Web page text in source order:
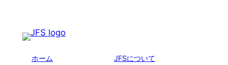
ホーム JFSについて